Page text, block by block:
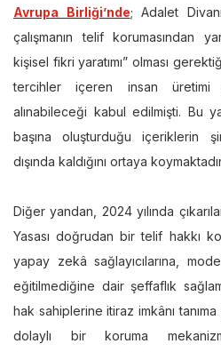
Avrupa Birliği’nde; Adalet
çalışmanın telif korumasından
kişisel fikri yaratımı” olması
tercihler içeren insan üretimi
alınabileceği kabul edilmişti. Bu
başına oluşturduğu içeriklerin
dışında kaldığını ortaya
Diğer yandan, 2024 yılında
Yasası doğrudan bir telif hakkı
yapay zekâ sağlayıcılarına,
eğitilmediğine dair şeffaflık
hak sahiplerine itiraz imkânı
dolaylı bir koruma